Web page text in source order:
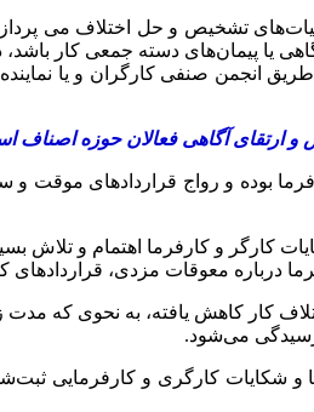
یا پیمان‌های دسته جمعی کار
انجمن صنفی کارگران و یا
و ارتقای آگاهی فعالان حوزه اصناف
بوده و رواج قراردادهای موقت
و کارفرما اهتمام و تلاش
درباره معوقات مزدی، قراردادهای
مدیرکل تعاون، کار و رفاه اجتماعی استان تهران ۳۰ درصد